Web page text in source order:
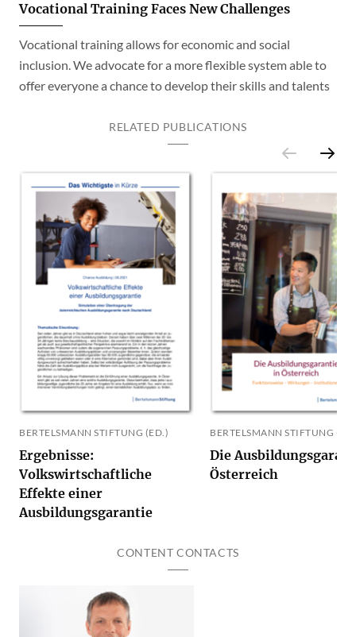
Vocational Training Faces New Challenges
Vocational training allows for economic and social
inclusion. We advocate for a more flexible system able to
offer everyone a chance to develop their skills and talents
RELATED PUBLICATIONS
BERTELSMANN STIFTUNG (ED.)
Ergebnisse:
Volkswirtschaftliche
Effekte einer
Ausbildungsgarantie
BERTELSMANN STIFTUNG
Die
Österreich
CONTENT CONTACTS